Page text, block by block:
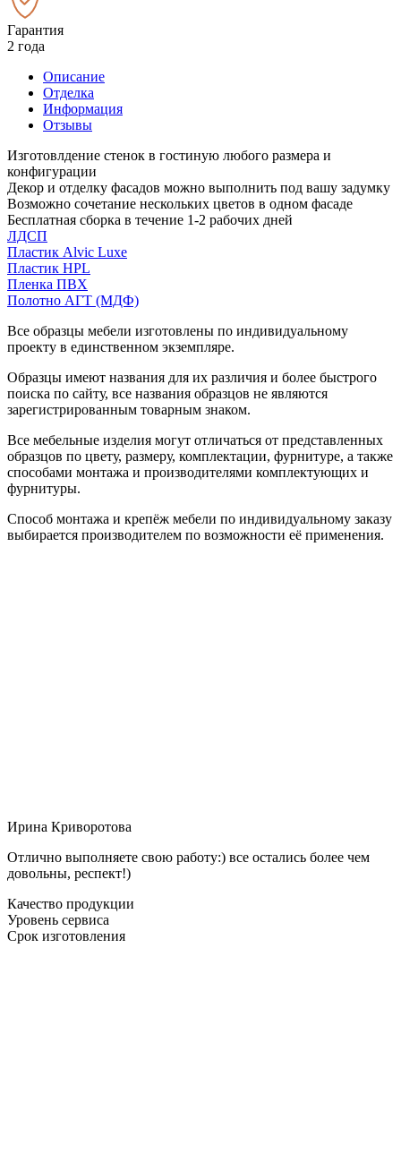
Гарантия
2 года
Описание
Отделка
Информация
Отзывы
Изготовлдение стенок в гостиную любого размера и
конфигурации
Декор и отделку фасадов можно выполнить под вашу задумку
Возможно сочетание нескольких цветов в одном фасаде
Бесплатная сборка в течение 1-2 рабочих дней
ЛДСП
Пластик Alvic Luxe
Пластик HPL
Пленка ПВХ
Полотно АГТ (МДФ)
Все образцы мебели изготовлены по индивидуальному
проекту в единственном экземпляре.
Образцы имеют названия для их различия и более быстрого
поиска по сайту, все названия образцов не являются
зарегистрированным товарным знаком.
Все мебельные изделия могут отличаться от представленных
образцов по цвету, размеру, комплектации, фурнитуре, а также
способами монтажа и производителями комплектующих и
фурнитуры.
Способ монтажа и крепёж мебели по индивидуальному заказу
выбирается производителем по возможности её применения.
Ирина Криворотова
Отлично выполняете свою работу:) все остались более чем
довольны, респект!)
Качество продукции
Уровень сервиса
Срок изготовления